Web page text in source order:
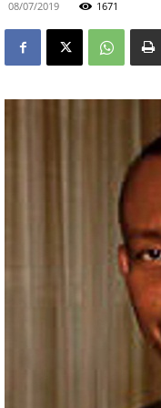
08/07/2019 1671